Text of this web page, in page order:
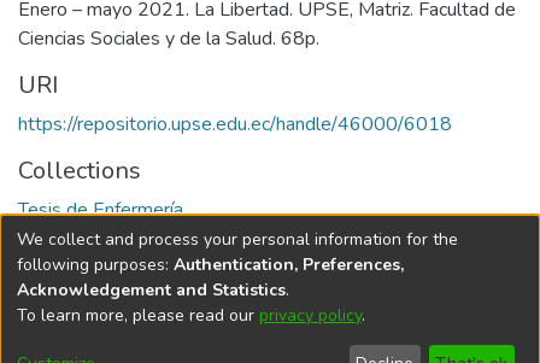
Enero – mayo 2021. La Libertad. UPSE, Matriz. Facultad de
Ciencias Sociales y de la Salud. 68p.
URI
https://repositorio.upse.edu.ec/handle/46000/6018
Collections
Tesis de Enfermería
Full item page
DSpace softwarecopyright © 2002-2026
Cookie End User Send
We collect and process your personal information for the
following purposes: Authentication, Preferences,
Acknowledgement and Statistics.
To learn more, please read our privacy policy.